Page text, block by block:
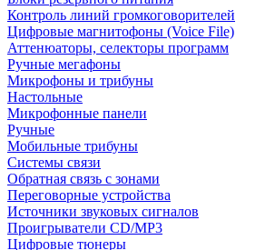
Контроль линий громкоговорителей
Цифровые магнитофоны (Voice File)
Аттенюаторы, селекторы программ
Ручные мегафоны
Микрофоны и трибуны
Настольные
Микрофонные панели
Ручные
Мобильные трибуны
Системы связи
Обратная связь с зонами
Переговорные устройства
Источники звуковых сигналов
Проигрыватели CD/MP3
Цифровые тюнеры